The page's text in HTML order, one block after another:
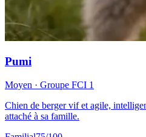
Pumi
Moyen · Groupe FCI 1
Chien de berger vif et agile,
attaché à sa famille.